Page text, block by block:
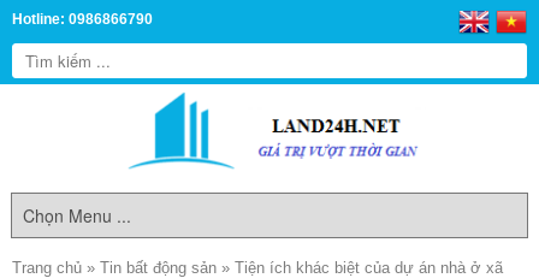
Hotline: 0986866790
Trang chủ » Tin bất động sản » Tiện ích khác biệt của dự án nhà ở xã